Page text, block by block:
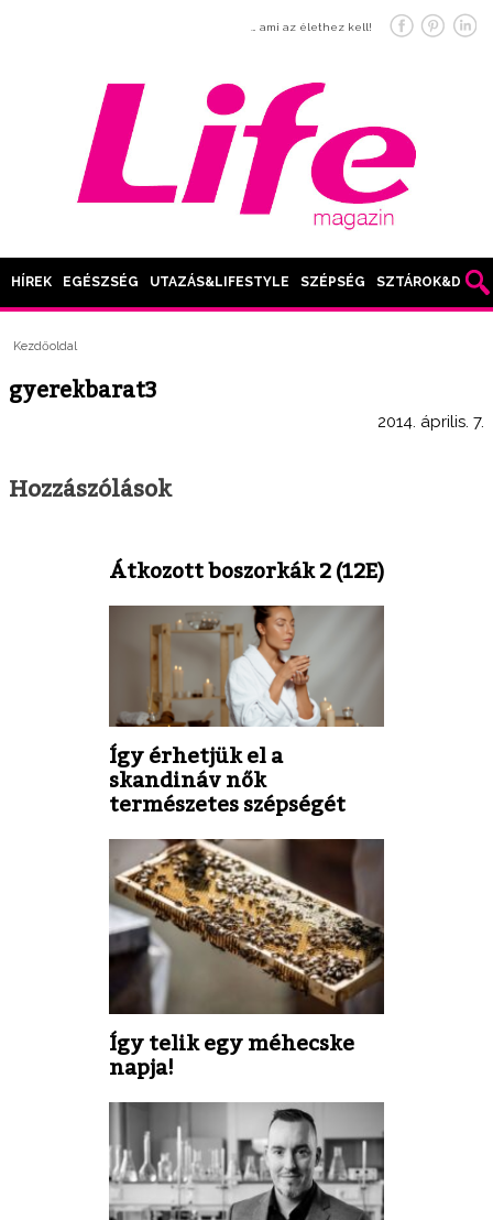
… ami az élethez kell!
HÍREK EGÉSZSÉG UTAZÁS&LIFESTYLE SZÉPSÉG SZTÁROK&DIVAT
Kezdőoldal
gyerekbarat3
2014. április. 7.
Hozzászólások
Átkozott boszorkák 2 (12E)
Így érhetjük el a
skandináv nők
természetes szépségét
Így telik egy méhecske
napja!